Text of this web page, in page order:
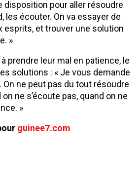
disposition pour aller résoudre
les écouter. On va essayer de
esprits, et trouver une solution
»
prendre leur mal en patience, le
solutions : « Je vous demande
ne peut pas du tout résoudre
ne s’écoute pas, quand on ne
»
guinee7.com